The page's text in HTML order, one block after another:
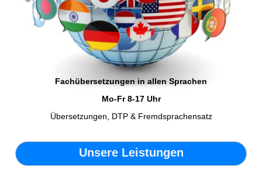
Fachübersetzungen in allen Sprachen
Mo-Fr 8-17 Uhr
Übersetzungen, DTP & Fremdsprachensatz
Unsere Leistungen